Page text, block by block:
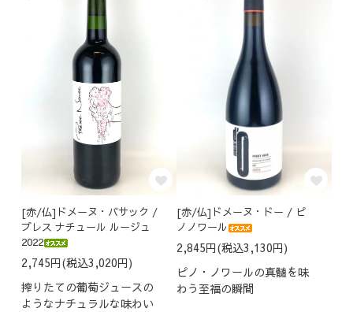
[赤/仏]ドメーヌ・バサック /
プレス ナチュール ルージュ
2022
2,745円(税込3,020円)
搾りたての葡萄ジュースの
ようなナチュラルな味わい
[赤/仏]ドメーヌ・ドー / ピ
ノノワール
2,845円(税込3,130円)
ピノ・ノワールの真髄を味
わう至福の瞬間